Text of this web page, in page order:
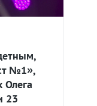
№1»,
Олега
23